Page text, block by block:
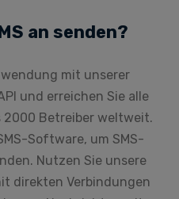
an senden?
mit unserer
und erreichen Sie alle
2000 Betreiber weltweit.
Software, um SMS-
Nutzen Sie unsere
direkten Verbindungen